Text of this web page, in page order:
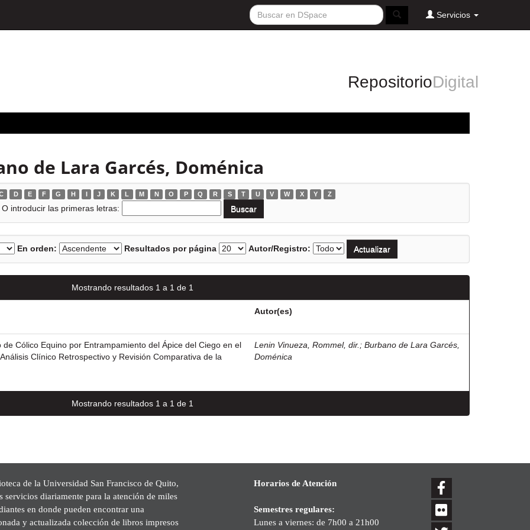
Servicios
RepositorioDigital
de Lara Garcés, Doménica
D E F G H I J K L M N O P Q R S T U V W X Y Z
O introducir las primeras letras:
En orden: Resultados por página Autor/Registro:
Mostrando resultados 1 a 1 de 1
Autor(es)
de Cólico Equino por Entrampamiento del Ápice del Ciego en el
Clínico Retrospectivo y Revisión Comparativa de la
Lenin Vinueza, Rommel, dir. ; Burbano de Lara Garcés,
Doménica
Mostrando resultados 1 a 1 de 1
de la Universidad San Francisco de Quito,
servicios diariamente para la atención de miles
en donde pueden encontrar una
y actualizada colección de libros impresos
Horarios de Atención
Semestres regulares:
Lunes a viernes: de 7h00 a 21h00